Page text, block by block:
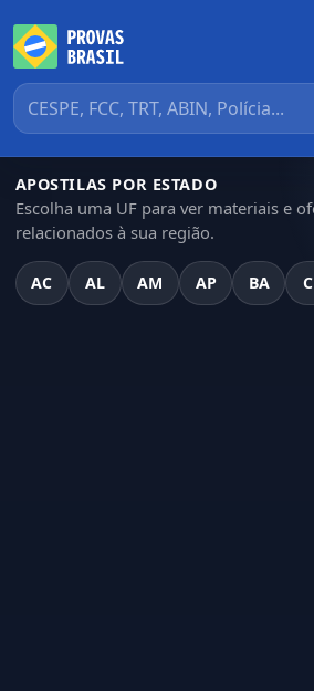
APOSTILAS POR ESTADO
Escolha uma UF para ver materiais e
relacionados à sua região.
AC AL AM AP BA